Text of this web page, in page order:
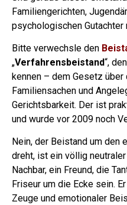
Familiengerichten,
psychologischen Gutachter
Bitte verwechsle den
„Verfahrensbeistand“,
kennen – dem Gesetz über
Familiensachen und
Gerichtsbarkeit. Der ist
und wurde vor 2009 noch
Nein, der Beistand um den
dreht, ist ein völlig
Nachbar, ein Freund, die
Friseur um die Ecke sein.
Zeuge und emotionaler